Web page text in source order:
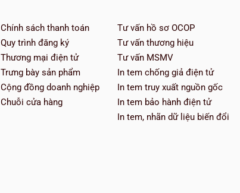
Chính sách thanh toán
Quy trình đăng ký
Thương mại điện tử
Trưng bày sản phẩm
Cộng đồng doanh nghiệp
Chuỗi cửa hàng
Tư vấn hồ sơ OCOP
Tư vấn thương hiệu
Tư vấn MSMV
In tem chống giả điện tử
In tem truy xuất nguồn gốc
In tem bảo hành điện tử
In tem, nhãn dữ liệu biến đổi